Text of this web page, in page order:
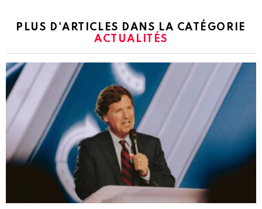
PLUS D'ARTICLES DANS LA CATÉGORIE
ACTUALITÉS